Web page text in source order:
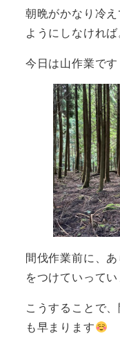
朝晩がかなり冷
ようにしなければ
今日は山作業です
間伐作業前に、
をつけていってい
こうすることで
も早まります